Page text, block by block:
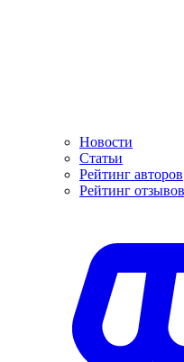
Новости
Статьи
Рейтинг авторов
Рейтинг отзывов